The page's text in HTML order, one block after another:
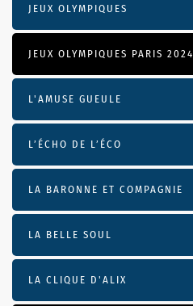
JEUX OLYMPIQUES
JEUX OLYMPIQUES PARIS 2024
L'AMUSE GUEULE
L’ÉCHO DE L’ÉCO
LA BARONNE ET COMPAGNIE
LA BELLE SOUL
LA CLIQUE D'ALIX